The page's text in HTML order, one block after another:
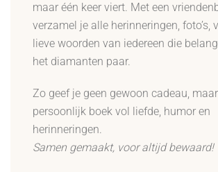
maar één keer viert. Met een
verzamel je alle herinneringen, foto’s,
lieve woorden van iedereen die
het diamanten paar.
Zo geef je geen gewoon cadeau,
persoonlijk boek vol liefde, humor en
herinneringen.
Samen gemaakt, voor altijd bewaard!